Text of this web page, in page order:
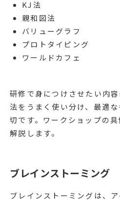
KJ法
親和図法
バリューグラフ
プロトタイピング
ワールドカフェ
研修で身につけさせたい内
法をうまく使い分け、最適
切です。ワークショップの
解説します。
ブレインストーミング
ブレインストーミングは、